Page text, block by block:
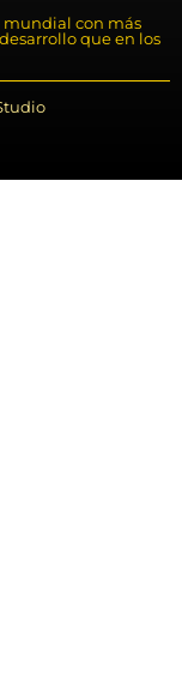
mundial con más
que en los